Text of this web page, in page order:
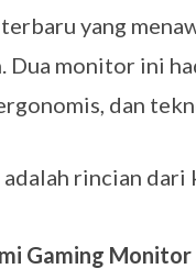
yang
Dua monitor ini
dan
rincian dari
Gaming Monitor